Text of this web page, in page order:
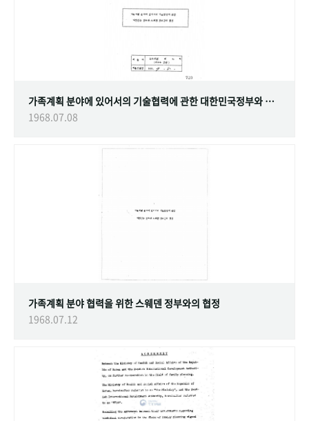
가족계획 분야에 있어서의 기술협력에 관한 대한민국정부와 스웨덴 정부간의 협정
1968.07.08
가족계획 분야 협력을 위한 스웨덴 정부와의 협정
1968.07.12